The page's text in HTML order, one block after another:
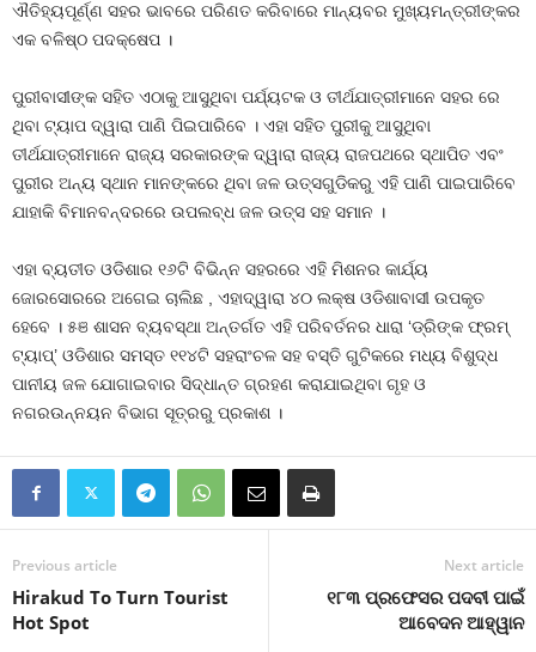
ଐତିହ୍ୟପୂର୍ଣ୍ଣ ସହର ଭାବରେ ପରିଣତ କରିବାରେ ମାନ୍ୟବର ମୁଖ୍ୟମନ୍ତ୍ରୀଙ୍କର
ଏକ ବଳିଷ୍ଠ ପଦକ୍ଷେପ ।
ପୁରୀବାସୀଙ୍କ ସହିତ ଏଠାକୁ ଆସୁଥିବା ପର୍ଯ୍ୟଟକ ଓ ତୀର୍ଥଯାତ୍ରୀମାନେ ସହର ରେ
ଥିବା ଟ୍ୟାପ ଦ୍ୱାରା ପାଣି ପିଇପାରିବେ । ଏହା ସହିତ ପୁରୀକୁ ଆସୁଥିବା
ତୀର୍ଥଯାତ୍ରୀମାନେ ରାଜ୍ୟ ସରକାରଙ୍କ ଦ୍ୱାରା ରାଜ୍ୟ ରାଜପଥରେ ସ୍ଥାପିତ ଏବଂ
ପୁରୀର ଅନ୍ୟ ସ୍ଥାନ ମାନଙ୍କରେ ଥିବା ଜଳ ଉତ୍ସଗୁଡିକରୁ ଏହି ପାଣି ପାଇପାରିବେ
ଯାହାକି ବିମାନବନ୍ଦରରେ ଉପଲବ୍ଧ ଜଳ ଉତ୍ସ ସହ ସମାନ ।
ଏହା ବ୍ୟତୀତ ଓଡିଶାର ୧୬ଟି ବିଭିନ୍ନ ସହରରେ ଏହି ମିଶନର କାର୍ଯ୍ୟ
ଜୋରସୋରରେ ଅଗେଇ ଚାଲିଛ , ଏହାଦ୍ୱାରା ୪୦ ଲକ୍ଷ ଓଡିଶାବାସୀ ଉପକୃତ
ହେବେ । ୫ଞ ଶାସନ ବ୍ୟବସ୍ଥା ଅନ୍ତର୍ଗତ ଏହି ପରିବର୍ତନର ଧାରା ‘ଡ୍ରିଙ୍କ ଫ୍ରମ୍
ଟ୍ୟାପ୍‌’ ଓଡିଶାର ସମସ୍ତ ୧୧୪ଟି ସହରାଂଚଳ ସହ ବସ୍ତି ଗୁଟିକରେ ମଧ୍ୟ ବିଶୁଦ୍ଧ
ପାନୀୟ ଜଳ ଯୋଗାଇବାର ସିଦ୍ଧାନ୍ତ ଗ୍ରହଣ କରାଯାଇଥିବା ଗୃହ ଓ
ନଗରଉନ୍ନୟନ ବିଭାଗ ସୂତ୍ରରୁ ପ୍ରକାଶ ।
Previous article
Hirakud To Turn Tourist
Hot Spot
Next article
୧୮୩ ପ୍ରଫେସର ପଦବୀ ପାଇଁ
ଆବେଦନ ଆହ୍ୱାନ